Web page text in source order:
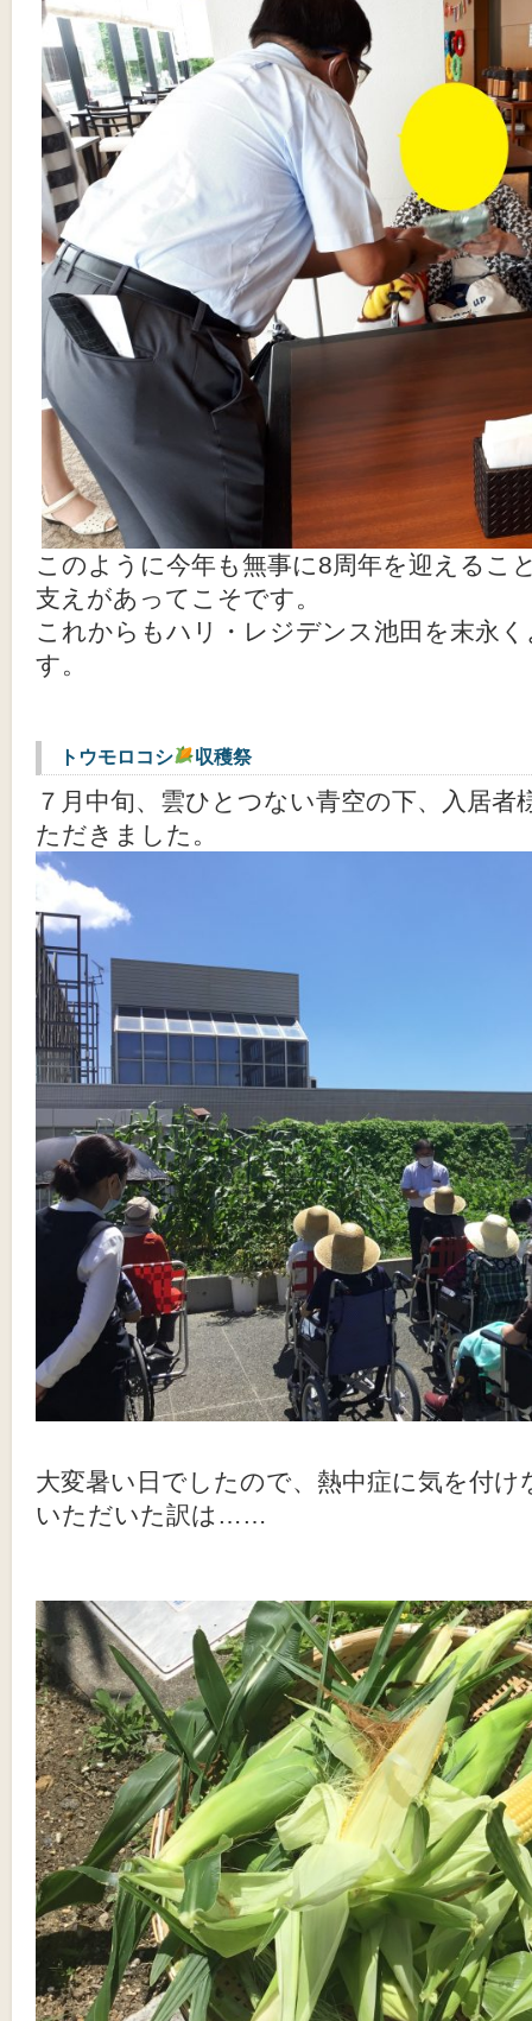
このように今年も無事に8周年を迎えるこ
支えがあってこそです。
これからもハリ・レジデンス池田を末永
す。
トウモロコシ 収穫祭
７月中旬、雲ひとつない青空の下、入居者
ただきました。
大変暑い日でしたので、熱中症に気を付
いただいた訳は……